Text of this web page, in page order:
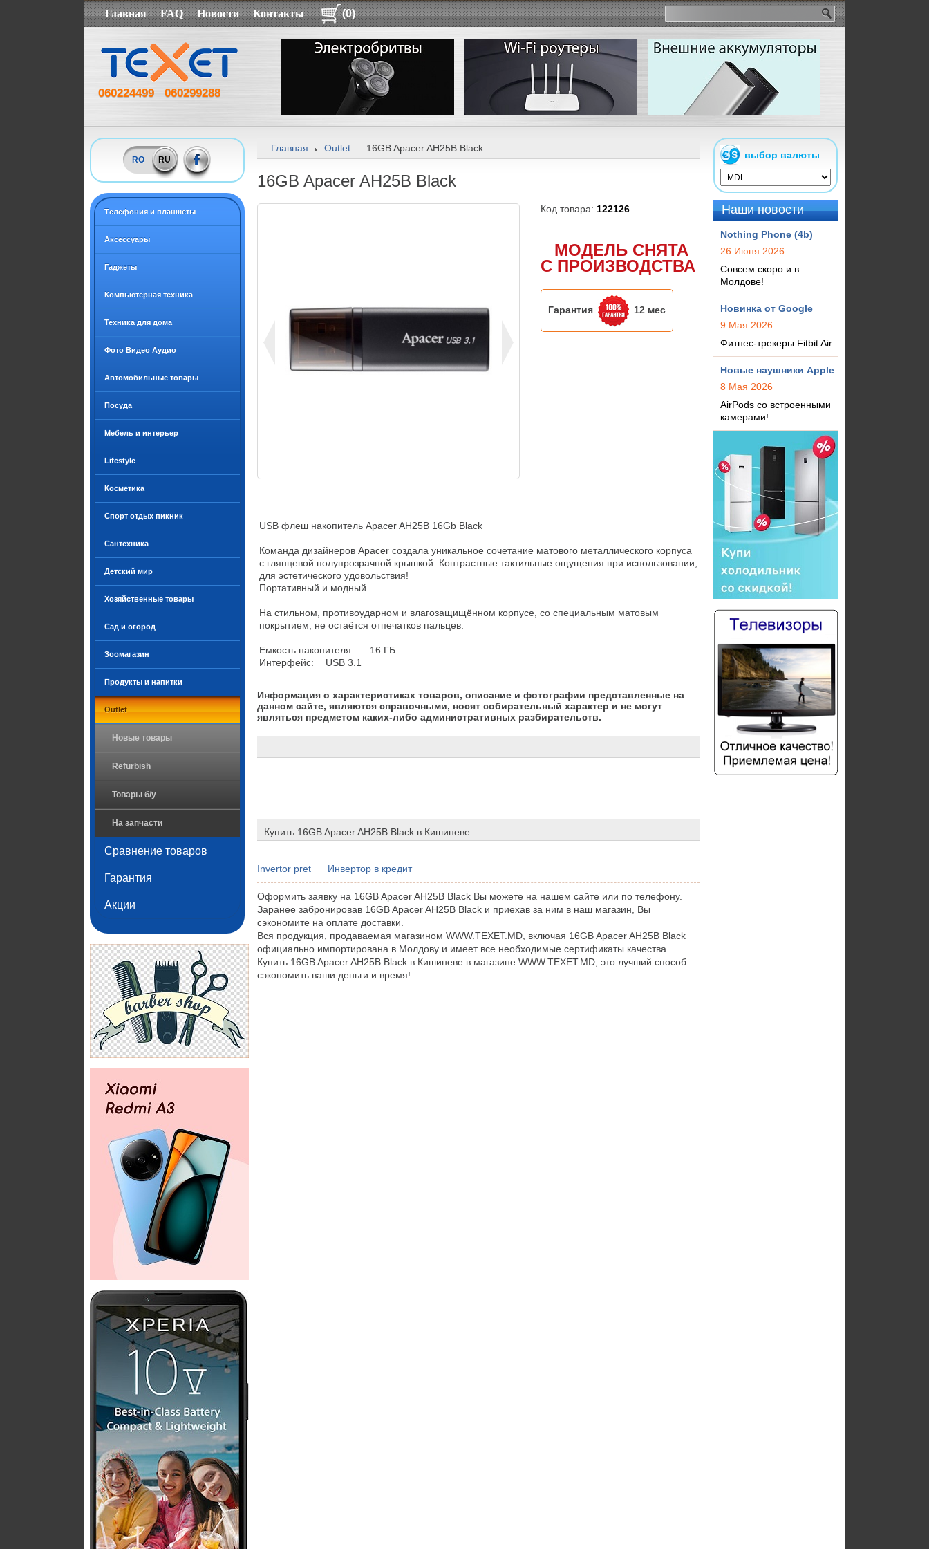
Главная FAQ Новости Контакты (0)
060224499 060299288
RO RU
Tелефония и планшеты
Аксессуары
Гаджеты
Компьютерная техника
Техника для дома
Фото Видео Аудио
Автомобильные товары
Посуда
Мебель и интерьер
Lifestyle
Косметика
Спорт отдых пикник
Сантехника
Детский мир
Хозяйственные товары
Сад и огород
Зоомагазин
Продукты и напитки
Outlet
Новые товары
Refurbish
Товары б/у
На запчасти
Сравнение товаров
Гарантия
Акции
Главная Outlet 16GB Apacer AH25B Black
16GB Apacer AH25B Black
Код товара: 122126
МОДЕЛЬ СНЯТА
С ПРОИЗВОДСТВА
Гарантия 12 мес
USB флеш накопитель Apacer AH25B 16Gb Black
Команда дизайнеров Apacer создала уникальное сочетание матового металлического корпуса
с глянцевой полупрозрачной крышкой. Контрастные тактильные ощущения при использовании,
для эстетического удовольствия!
Портативный и модный
На стильном, противоударном и влагозащищённом корпусе, со специальным матовым
покрытием, не остаётся отпечатков пальцев.
Емкость накопителя:	16 ГБ
Интерфейс:	USB 3.1
Информация о характеристиках товаров, описание и фотографии представленные на
данном сайте, являются справочными, носят собирательный характер и не могут
являться предметом каких-либо административных разбирательств.
Купить 16GB Apacer AH25B Black в Кишиневе
Invertor pret Инвертор в кредит
Оформить заявку на 16GB Apacer AH25B Black Вы можете на нашем сайте или по телефону.
Заранее забронировав 16GB Apacer AH25B Black и приехав за ним в наш магазин, Вы
сэкономите на оплате доставки.
Вся продукция, продаваемая магазином WWW.TEXET.MD, включая 16GB Apacer AH25B Black
официально импортирована в Молдову и имеет все необходимые сертификаты качества.
Купить 16GB Apacer AH25B Black в Кишиневе в магазине WWW.TEXET.MD, это лучший способ
сэкономить ваши деньги и время!
выбор валюты
Наши новости
Nothing Phone (4b)
26 Июня 2026
Совсем скоро и в
Молдове!
Новинка от Google
9 Мая 2026
Фитнес-трекеры Fitbit Air
Новые наушники Apple
8 Мая 2026
AirPods со встроенными
камерами!